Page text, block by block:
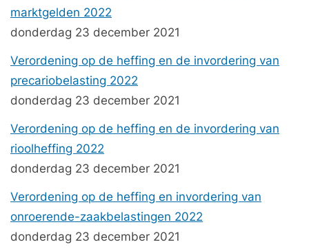
marktgelden 2022
donderdag 23 december 2021
Verordening op de heffing en de invordering van
precariobelasting 2022
donderdag 23 december 2021
Verordening op de heffing en de invordering van
rioolheffing 2022
donderdag 23 december 2021
Verordening op de heffing en invordering van
onroerende-zaakbelastingen 2022
donderdag 23 december 2021